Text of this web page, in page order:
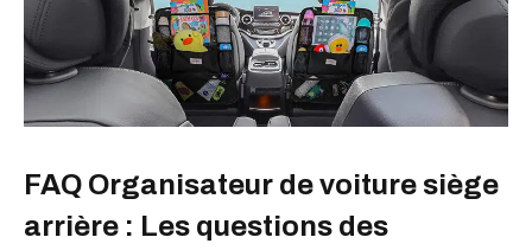
FAQ Organisateur de voiture siège
arrière : Les questions des